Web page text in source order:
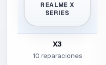
REALME X
SERIES
X3
10 reparaciones